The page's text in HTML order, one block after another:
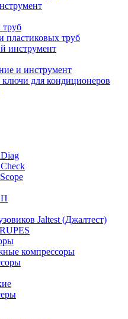
труб
пластиковых труб
инструмент
и инструмент
для кондиционеров
Jaltest (Джалтест)
компрессоры